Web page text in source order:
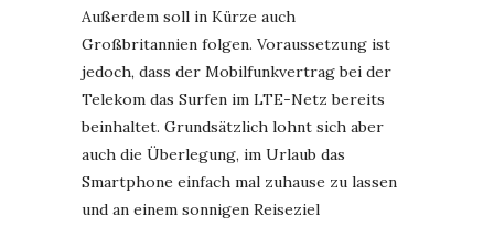
Außerdem soll in Kürze auch
Großbritannien folgen. Voraussetzung ist
jedoch, dass der Mobilfunkvertrag bei der
Telekom das Surfen im LTE-Netz bereits
beinhaltet. Grundsätzlich lohnt sich aber
auch die Überlegung, im Urlaub das
Smartphone einfach mal zuhause zu lassen
und an einem sonnigen Reiseziel